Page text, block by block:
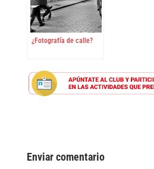
¿Fotografía de calle?
Enviar comentario